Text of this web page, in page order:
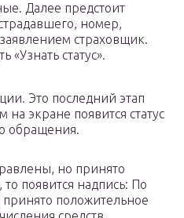
Далее предстоит
номер,
страховщик.
«Узнать статус».
Это последний этап
экране появится статус
обращения.
но принято
появится надпись: По
положительное